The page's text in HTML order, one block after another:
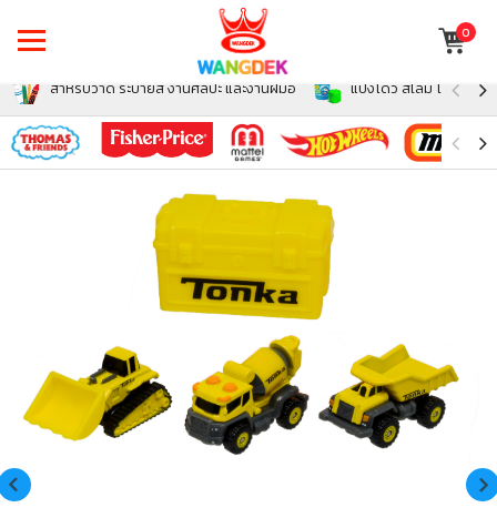
0
สำหรับวาด ระบายสี งานศิลปะ และงานฝีมือ แป้งโดว์ สไลม์ โฟม สำห